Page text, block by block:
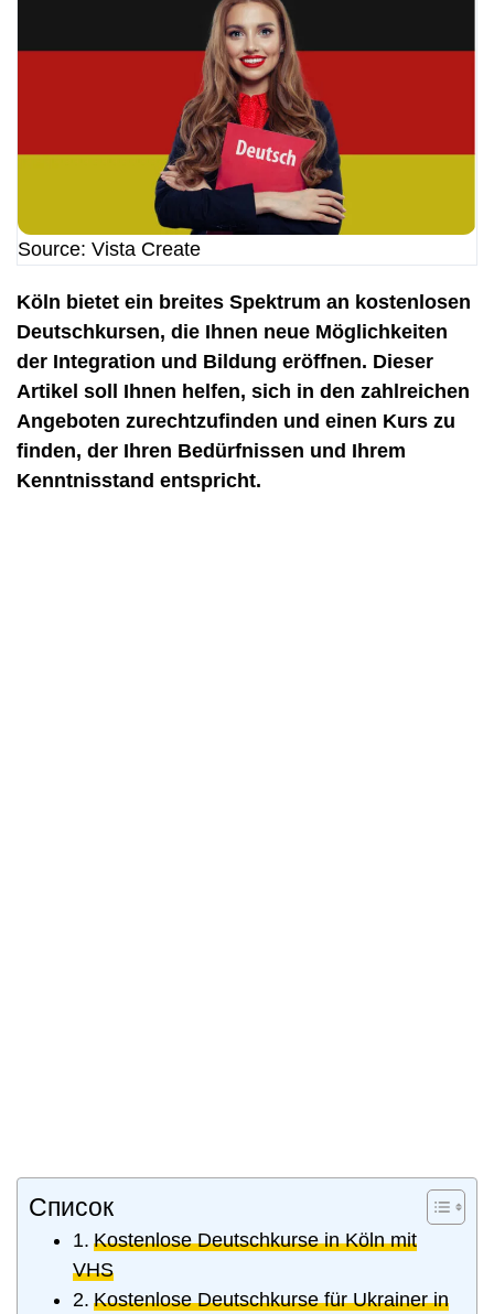
Source: Vista Create
Köln bietet ein breites Spektrum an kostenlosen
Deutschkursen, die Ihnen neue Möglichkeiten
der Integration und Bildung eröffnen. Dieser
Artikel soll Ihnen helfen, sich in den zahlreichen
Angeboten zurechtzufinden und einen Kurs zu
finden, der Ihren Bedürfnissen und Ihrem
Kenntnisstand entspricht.
Список
Kostenlose Deutschkurse in Köln mit
VHS
Kostenlose Deutschkurse für Ukrainer in